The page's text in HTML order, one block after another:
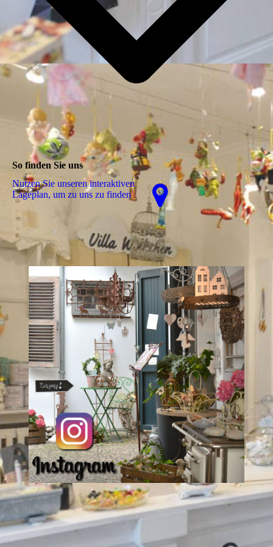
So finden Sie uns
Nutzen Sie unseren interaktiven
La­ge­plan, um zu uns zu finden